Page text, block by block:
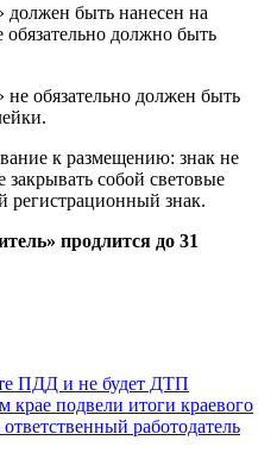
быть нанесен на
должно быть
обязательно должен быть
к размещению: знак не
закрывать собой световые
регистрационный знак.
продлится до 31
ПДД и не будет ДТП
крае подвели итоги краевого
работодатель